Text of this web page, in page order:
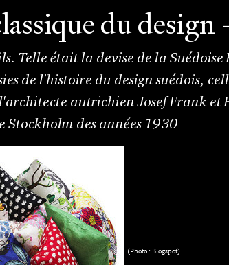
du
Telle était la devise de la
de l'histoire du design suédois,
autrichien Josef Frank et
Stockholm des années 1930
(Photo : Blogspot)